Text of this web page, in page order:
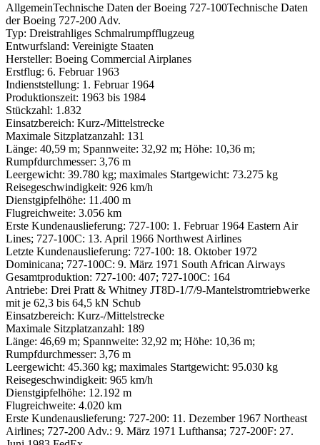
AllgemeinTechnische Daten der Boeing 727-100Technische Daten
der Boeing 727-200 Adv.
Typ: Dreistrahliges Schmalrumpfflugzeug
Entwurfsland: Vereinigte Staaten
Hersteller: Boeing Commercial Airplanes
Erstflug: 6. Februar 1963
Indienststellung: 1. Februar 1964
Produktionszeit: 1963 bis 1984
Stückzahl: 1.832
Einsatzbereich: Kurz-/Mittelstrecke
Maximale Sitzplatzanzahl: 131
Länge: 40,59 m; Spannweite: 32,92 m; Höhe: 10,36 m;
Rumpfdurchmesser: 3,76 m
Leergewicht: 39.780 kg; maximales Startgewicht: 73.275 kg
Reisegeschwindigkeit: 926 km/h
Dienstgipfelhöhe: 11.400 m
Flugreichweite: 3.056 km
Erste Kundenauslieferung: 727-100: 1. Februar 1964 Eastern Air
Lines; 727-100C: 13. April 1966 Northwest Airlines
Letzte Kundenauslieferung: 727-100: 18. Oktober 1972
Dominicana; 727-100C: 9. März 1971 South African Airways
Gesamtproduktion: 727-100: 407; 727-100C: 164
Antriebe: Drei Pratt & Whitney JT8D-1/7/9-Mantelstromtriebwerke
mit je 62,3 bis 64,5 kN Schub
Einsatzbereich: Kurz-/Mittelstrecke
Maximale Sitzplatzanzahl: 189
Länge: 46,69 m; Spannweite: 32,92 m; Höhe: 10,36 m;
Rumpfdurchmesser: 3,76 m
Leergewicht: 45.360 kg; maximales Startgewicht: 95.030 kg
Reisegeschwindigkeit: 965 km/h
Dienstgipfelhöhe: 12.192 m
Flugreichweite: 4.020 km
Erste Kundenauslieferung: 727-200: 11. Dezember 1967 Northeast
Airlines; 727-200 Adv.: 9. März 1971 Lufthansa; 727-200F: 27.